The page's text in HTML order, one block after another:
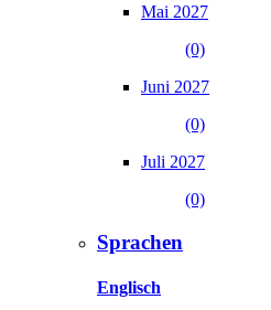
Mai 2027
(0)
Juni 2027
(0)
Juli 2027
(0)
Sprachen
Englisch